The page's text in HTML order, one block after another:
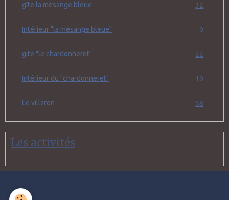
gîte la mésange bleue 32
Intérieur "la mésange bleue" 9
gite "le chardonneret" 22
Intérieur du "chardonneret" 19
Le villaron 58
Les activités